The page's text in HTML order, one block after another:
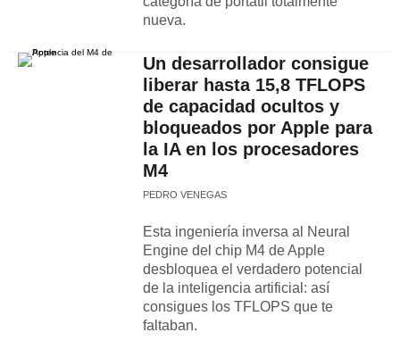
nueva.
Un desarrollador consigue
liberar hasta 15,8 TFLOPS
de capacidad ocultos y
bloqueados por Apple para
la IA en los procesadores
M4
PEDRO VENEGAS
Esta ingeniería inversa al Neural
Engine del chip M4 de Apple
desbloquea el verdadero potencial
de la inteligencia artificial: así
consigues los TFLOPS que te
faltaban.